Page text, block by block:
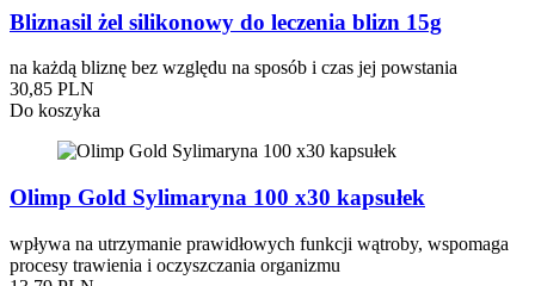
Bliznasil żel silikonowy do leczenia blizn 15g
na każdą bliznę bez względu na sposób i czas jej powstania
30,85 PLN
Do koszyka
Olimp Gold Sylimaryna 100 x30 kapsułek
wpływa na utrzymanie prawidłowych funkcji wątroby, wspomaga
procesy trawienia i oczyszczania organizmu